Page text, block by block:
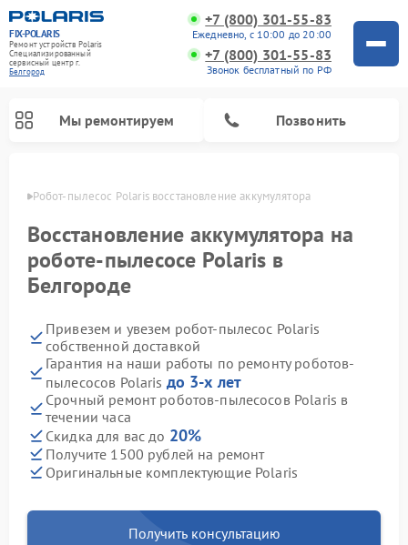
FIX-POLARIS
Ремонт устройств Polaris
Специализированный
cервисный центр г.
Белгород
+7 (800) 301-55-83
Ежедневно, с 10:00 до 20:00
+7 (800) 301-55-83
Звонок бесплатный по РФ
Мы ремонтируем Позвонить
Робот-пылесос Polaris восстановление аккумулятора
Восстановление аккумулятора на
роботе-пылесосе Polaris в
Белгороде
Привезем и увезем робот-пылесос Polaris
собственной доставкой
Гарантия на наши работы по ремонту роботов-
пылесосов Polaris до 3-х лет
Срочный ремонт роботов-пылесосов Polaris в
течении часа
Скидка для вас до 20%
Получите 1500 рублей на ремонт
Оригинальные комплектующие Polaris
Получить консультацию